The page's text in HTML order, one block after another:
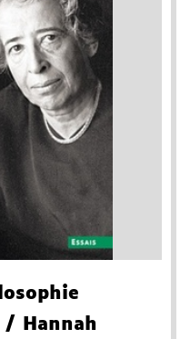
/ Hannah